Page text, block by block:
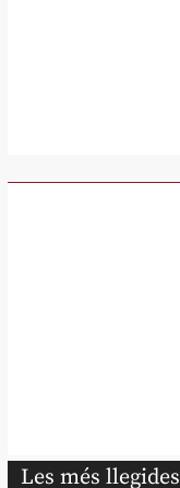
Les més llegides